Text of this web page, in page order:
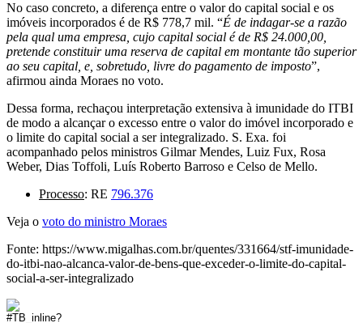
No caso concreto, a diferença entre o valor do capital social e os
imóveis incorporados é de R$ 778,7 mil. “É de indagar-se a razão
pela qual uma empresa, cujo capital social é de R$ 24.000,00,
pretende constituir uma reserva de capital em montante tão superior
ao seu capital, e, sobretudo, livre do pagamento de imposto”,
afirmou ainda Moraes no voto.
Dessa forma, rechaçou interpretação extensiva à imunidade do ITBI
de modo a alcançar o excesso entre o valor do imóvel incorporado e
o limite do capital social a ser integralizado. S. Exa. foi
acompanhado pelos ministros Gilmar Mendes, Luiz Fux, Rosa
Weber, Dias Toffoli, Luís Roberto Barroso e Celso de Mello.
Processo: RE 796.376
Veja o voto do ministro Moraes
Fonte: https://www.migalhas.com.br/quentes/331664/stf-imunidade-
do-itbi-nao-alcanca-valor-de-bens-que-exceder-o-limite-do-capital-
social-a-ser-integralizado